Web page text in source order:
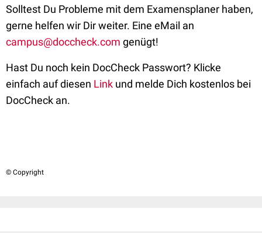
Solltest Du Probleme mit dem Examensplaner haben,
gerne helfen wir Dir weiter. Eine eMail an
campus@doccheck.com genügt!
Hast Du noch kein DocCheck Passwort? Klicke
einfach auf diesen Link und melde Dich kostenlos bei
DocCheck an.
© Copyright